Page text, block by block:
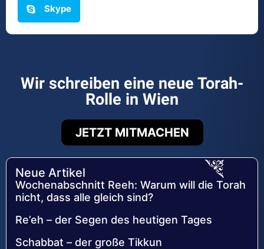
Skype
Wir schreiben eine neue Torah-
Rolle in Wien
JETZT MITMACHEN
Neue Artikel
Wochenabschnitt Reeh: Warum will die Torah
nicht, dass alle gleich sind?
Re’eh – der Segen des heutigen Tages
Schabbat – der große Tikkun